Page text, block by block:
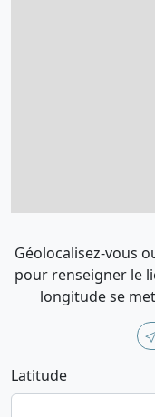
Géolocalisez-vous
pour renseigner le
longitude se
Latitude